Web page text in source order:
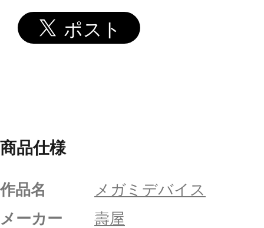
商品仕様
作品名
メガミデバイス
メーカー
壽屋